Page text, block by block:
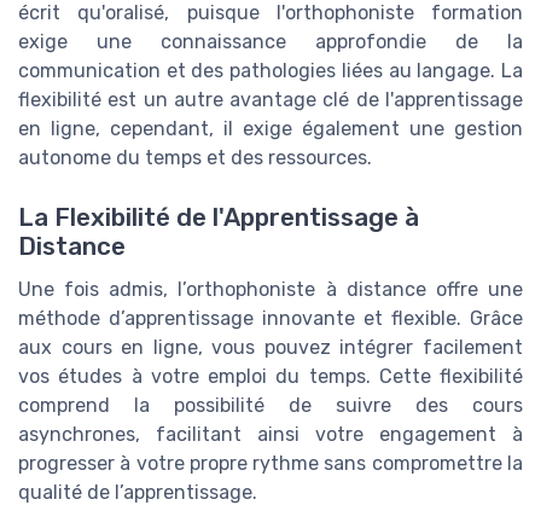
écrit qu'oralisé, puisque l'orthophoniste formation
exige une connaissance approfondie de la
communication et des pathologies liées au langage. La
flexibilité est un autre avantage clé de l'apprentissage
en ligne, cependant, il exige également une gestion
autonome du temps et des ressources.
La Flexibilité de l'Apprentissage à
Distance
Une fois admis, l’orthophoniste à distance offre une
méthode d’apprentissage innovante et flexible. Grâce
aux cours en ligne, vous pouvez intégrer facilement
vos études à votre emploi du temps. Cette flexibilité
comprend la possibilité de suivre des cours
asynchrones, facilitant ainsi votre engagement à
progresser à votre propre rythme sans compromettre la
qualité de l’apprentissage.